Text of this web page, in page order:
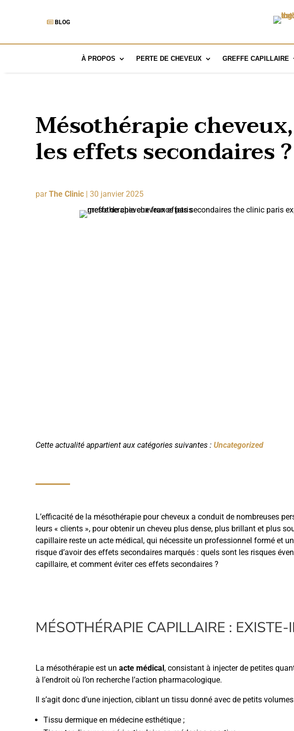
BLOG
À PROPOS PERTE DE CHEVEUX GREFFE CAPILLAIRE
Mésothérapie
les effets secondaires ?
parThe Clinic | 30 janvier 2025
Cette actualité appartient aux catégories suivantes : Uncategorized
L’efficacité de la mésothérapie pour cheveux a conduit de nombreuses
leurs « clients », pour obtenir un cheveu plus dense, plus brillant et plus
capillaire reste un acte médical, qui nécessite un professionnel formé et
risque d’avoir des effets secondaires marqués : quels sont les risques
capillaire, et comment éviter ces effets secondaires ?
MÉSOTHÉRAPIE CAPILLAIRE :
La mésothérapie est un acte médical, consistant à injecter de petites
à l’endroit où l’on recherche l’action pharmacologique.
Il s’agit donc d’une injection, ciblant un tissu donné avec de petits
Tissu dermique en médecine esthétique ;